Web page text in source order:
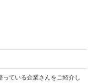
ている企業さんをご紹介し